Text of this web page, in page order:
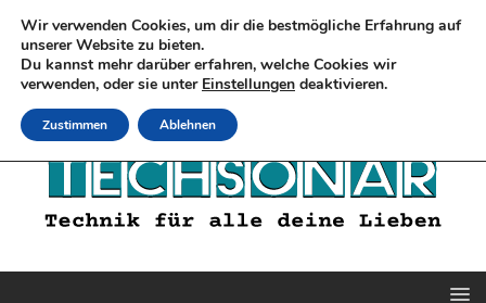
Wir verwenden Cookies, um dir die bestmögliche Erfahrung auf
unserer Website zu bieten.
Du kannst mehr darüber erfahren, welche Cookies wir
verwenden, oder sie unter Einstellungen deaktivieren.
Zustimmen Ablehnen